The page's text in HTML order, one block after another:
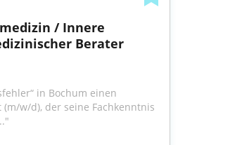
/ Innere
Berater
in Bochum einen
w/d), der seine Fachkenntnis